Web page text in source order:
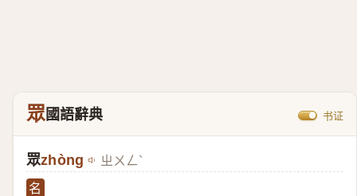
眾國語辭典 书证
眾zhòng ㄓㄨㄥˋ
名